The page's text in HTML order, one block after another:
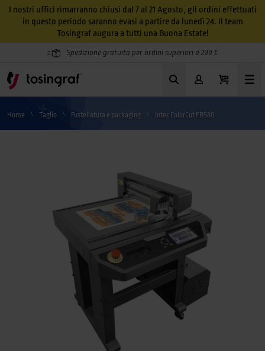
I nostri uffici rimarranno chiusi dal 7 al 21 Agosto, gli ordini effettuati
in questo periodo saranno evasi a partire da lunedì 24. Il team
Tosingraf augura a tutti una Buona Estate!
Spedizione gratuita per ordini superiori a 299 €
Home Taglio Fustellatura e packaging Intec ColorCut FB580